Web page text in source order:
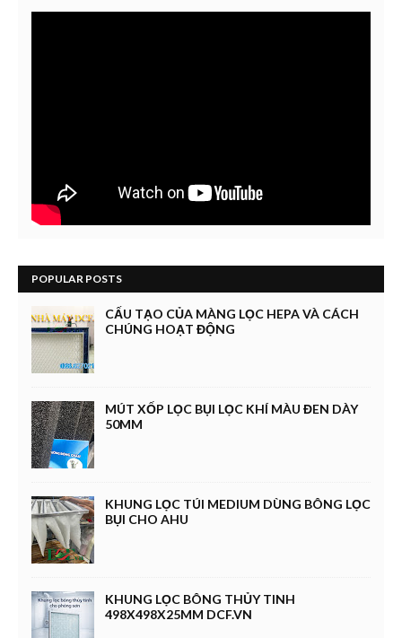
POPULAR POSTS
CẤU TẠO CỦA MÀNG LỌC HEPA VÀ CÁCH
CHÚNG HOẠT ĐỘNG
MÚT XỐP LỌC BỤI LỌC KHÍ MÀU ĐEN DÀY
50MM
KHUNG LỌC TÚI MEDIUM DÙNG BÔNG LỌC
BỤI CHO AHU
KHUNG LỌC BÔNG THỦY TINH
498X498X25MM DCF.VN